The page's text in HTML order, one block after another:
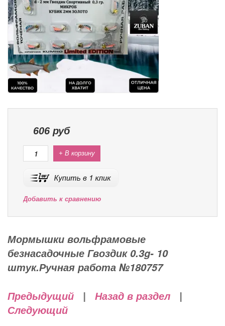
606 руб
+ В корзину
Добавить к сравнению
Мормышки вольфрамовые
безнасадочные Гвоздик 0.3g- 10
штук.Ручная работа №180757
Предыдущий Назад в раздел
Следующий